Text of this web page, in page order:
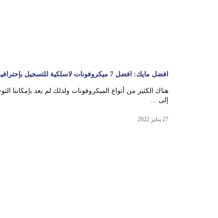
افضل مايك: افضل 7 ميكروفونات لاسلكية للتسجيل بإحترافية
هناك الكثير من أنواع الميكروفونات ولذلك لم يعد بإمكاننا
إلى ...
27 يناير 2022